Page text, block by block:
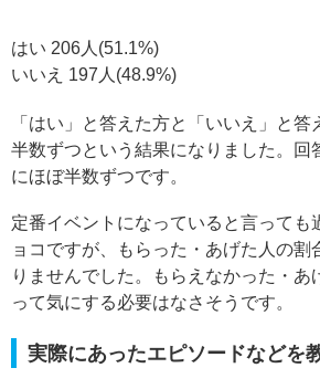
はい 206人(51.1%)
いいえ 197人(48.9%)
「はい」と答えた方と「いいえ」と
半数ずつという結果になりました。回
にほぼ半数ずつです。
定番イベントになっていると言っても
ョコですが、もらった・あげた人の割
りませんでした。もらえなかった・あ
って気にする必要はなさそうです。
実際にあったエピソードなどを